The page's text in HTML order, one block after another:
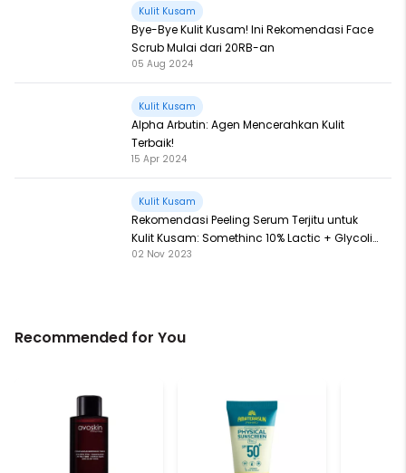
Kulit Kusam
Bye-Bye Kulit Kusam! Ini Rekomendasi Face
Scrub Mulai dari 20RB-an
05 Aug 2024
Kulit Kusam
Alpha Arbutin: Agen Mencerahkan Kulit
Terbaik!
15 Apr 2024
Kulit Kusam
Rekomendasi Peeling Serum Terjitu untuk
Kulit Kusam: Somethinc 10% Lactic + Glycolic
Peeling Serum
02 Nov 2023
Recommended for You